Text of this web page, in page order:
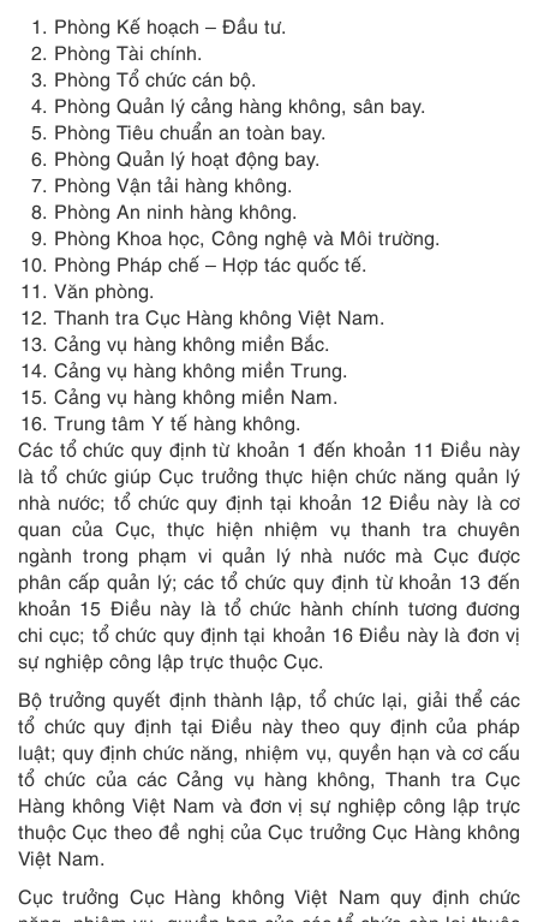
Phòng Kế hoạch – Đầu tư.
Phòng Tài chính.
Phòng Tổ chức cán bộ.
Phòng Quản lý cảng hàng không, sân bay.
Phòng Tiêu chuẩn an toàn bay.
Phòng Quản lý hoạt động bay.
Phòng Vận tải hàng không.
Phòng An ninh hàng không.
Phòng Khoa học, Công nghệ và Môi trường.
Phòng Pháp chế – Hợp tác quốc tế.
Văn phòng.
Thanh tra Cục Hàng không Việt Nam.
Cảng vụ hàng không miền Bắc.
Cảng vụ hàng không miền Trung.
Cảng vụ hàng không miền Nam.
Trung tâm Y tế hàng không.
Các tổ chức quy định từ khoản 1 đến khoản 11 Điều này
là tổ chức giúp Cục trưởng thực hiện chức năng quản lý
nhà nước; tổ chức quy định tại khoản 12 Điều này là cơ
quan của Cục, thực hiện nhiệm vụ thanh tra chuyên
ngành trong phạm vi quản lý nhà nước mà Cục được
phân cấp quản lý; các tổ chức quy định từ khoản 13 đến
khoản 15 Điều này là tổ chức hành chính tương đương
chi cục; tổ chức quy định tại khoản 16 Điều này là đơn vị
sự nghiệp công lập trực thuộc Cục.
Bộ trưởng quyết định thành lập, tổ chức lại, giải thể các
tổ chức quy định tại Điều này theo quy định của pháp
luật; quy định chức năng, nhiệm vụ, quyền hạn và cơ cấu
tổ chức của các Cảng vụ hàng không, Thanh tra Cục
Hàng không Việt Nam và đơn vị sự nghiệp công lập trực
thuộc Cục theo đề nghị của Cục trưởng Cục Hàng không
Việt Nam.
Cục trưởng Cục Hàng không Việt Nam quy định chức